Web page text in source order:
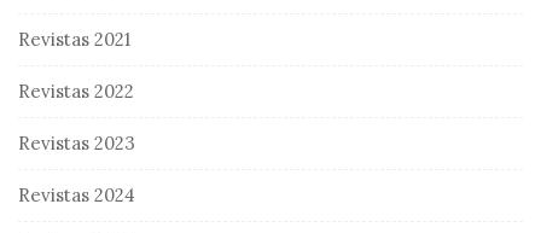
Revistas 2021
Revistas 2022
Revistas 2023
Revistas 2024